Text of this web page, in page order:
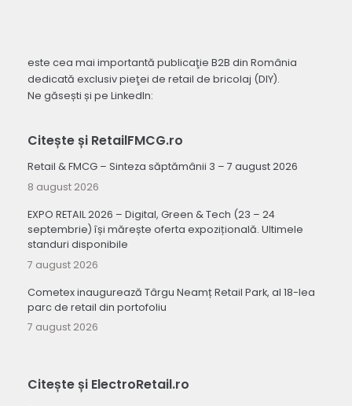
este cea mai importantă publicaţie B2B din România
dedicată exclusiv pieţei de retail de bricolaj (DIY).
Ne găsești și pe LinkedIn:
Citește și RetailFMCG.ro
Retail & FMCG – Sinteza săptămânii 3 – 7 august 2026
8 august 2026
EXPO RETAIL 2026 – Digital, Green & Tech (23 – 24
septembrie) își mărește oferta expozițională. Ultimele
standuri disponibile
7 august 2026
Cometex inaugurează Târgu Neamț Retail Park, al 18-lea
parc de retail din portofoliu
7 august 2026
Citește și ElectroRetail.ro